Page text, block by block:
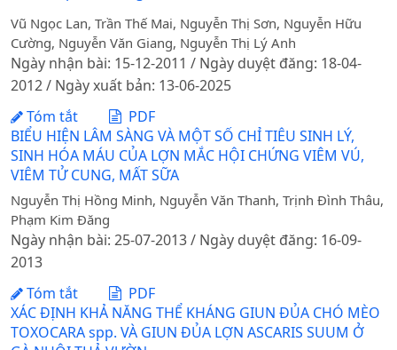
Vũ Ngọc Lan, Trần Thế Mai, Nguyễn Thị Sơn, Nguyễn Hữu
Cường, Nguyễn Văn Giang, Nguyễn Thị Lý Anh
Ngày nhận bài: 15-12-2011 / Ngày duyệt đăng: 18-04-
2012 / Ngày xuất bản: 13-06-2025
Tóm tắt
PDF
BIỂU HIỆN LÂM SÀNG VÀ MỘT SỐ CHỈ TIÊU SINH LÝ,
SINH HÓA MÁU CỦA LỢN MẮC HỘI CHỨNG VIÊM VÚ,
VIÊM TỬ CUNG, MẤT SỮA
Nguyễn Thị Hồng Minh, Nguyễn Văn Thanh, Trịnh Đình Thâu,
Phạm Kim Đăng
Ngày nhận bài: 25-07-2013 / Ngày duyệt đăng: 16-09-
2013
Tóm tắt
PDF
XÁC ĐỊNH KHẢ NĂNG THỂ KHÁNG GIUN ĐỦA CHÓ MÈO
TOXOCARA spp. VÀ GIUN ĐỦA LỢN ASCARIS SUUM Ở